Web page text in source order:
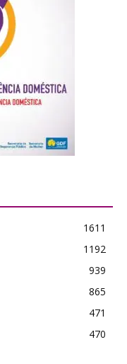
1611
1192
939
865
471
470